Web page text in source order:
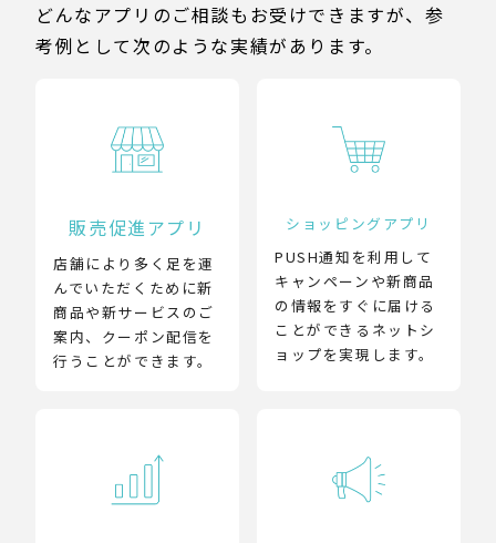
どんなアプリのご相談もお受けできますが、参
考例として次のような実績があります。
販売促進アプリ
店舗により多く足を運
んでいただくために新
商品や新サービスのご
案内、クーポン配信を
行うことができます。
ショッピングアプリ
PUSH通知を利用して
キャンペーンや新商品
の情報をすぐに届ける
ことができるネットシ
ョップを実現します。